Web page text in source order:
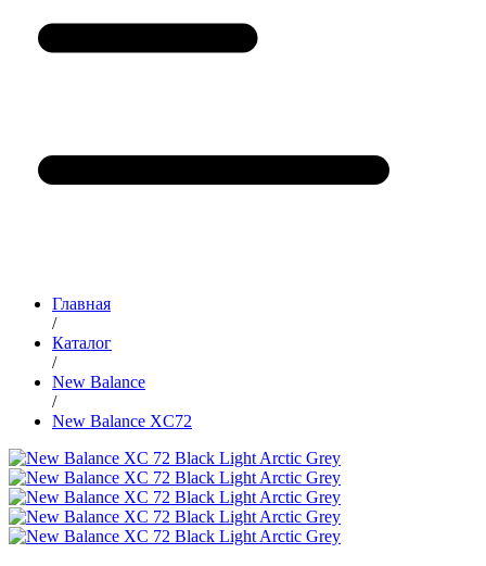
Главная
/
Каталог
/
New Balance
/
New Balance XC72